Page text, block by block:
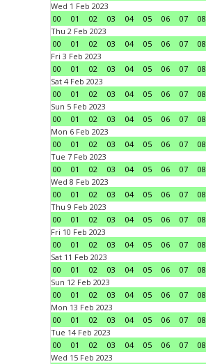
Wed 1 Feb 2023
00
01 02 03 04 05 06 07 08
Thu 2 Feb 2023
00
01 02 03 04 05 06 07 08
Fri 3 Feb 2023
00
01 02 03 04 05 06 07 08
Sat 4 Feb 2023
00
01 02 03 04 05 06 07 08
Sun 5 Feb 2023
00
01 02 03 04 05 06 07 08
Mon 6 Feb 2023
00
01 02 03 04 05 06 07 08
Tue 7 Feb 2023
00
01 02 03 04 05 06 07 08
Wed 8 Feb 2023
00
01 02 03 04 05 06 07 08
Thu 9 Feb 2023
00
01 02 03 04 05 06 07 08
Fri 10 Feb 2023
00
01 02 03 04 05 06 07 08
Sat 11 Feb 2023
00
01 02 03 04 05 06 07 08
Sun 12 Feb 2023
00
01 02 03 04 05 06 07 08
Mon 13 Feb 2023
00
01 02 03 04 05 06 07 08
Tue 14 Feb 2023
00
01 02 03 04 05 06 07 08
Wed 15 Feb 2023